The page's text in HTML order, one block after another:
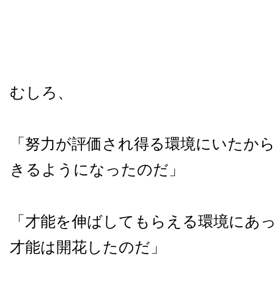
むしろ、
「努力が評価され得る環境にいたか
きるようになったのだ」
「才能を伸ばしてもらえる環境にあ
才能は開花したのだ」